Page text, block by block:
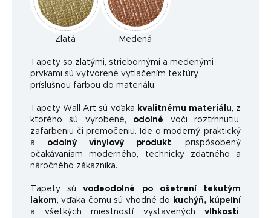
Zlatá Medená
Tapety so zlatými, striebornými a medenými
prvkami sú vytvorené vytlačením textúry
príslušnou farbou do materiálu.
Tapety Wall Art sú vďaka kvalitnému materiálu, z
ktorého sú vyrobené, odolné voči roztrhnutiu,
zafarbeniu či premočeniu. Ide o moderný, praktický
a odolný vinylový produkt, prispôsobený
očakávaniam moderného, ​​technicky zdatného a
náročného zákazníka.
Tapety súvodeodolné po ošetrení tekutým
lakom, vďaka čomu sú vhodné do
kuchýň, kúpeľní
a všetkých miestností vystavených vlhkosti.